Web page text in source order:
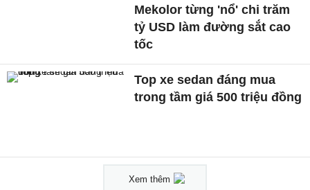
Mekolor từng 'nổ' chi trăm
tỷ USD làm đường sắt cao
tốc
Top xe sedan đáng mua
trong tầm giá 500 triệu đồng
Xem thêm